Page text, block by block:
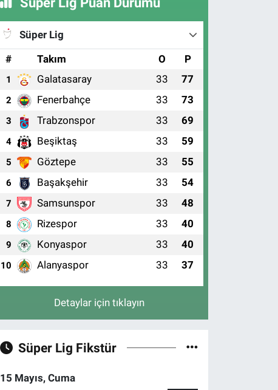
Süper Lig
#
Takım O P
1 Galatasaray 33 77
2 Fenerbahçe 33 73
3 Trabzonspor 33 69
4 Beşiktaş 33 59
5 Göztepe 33 55
6 Başakşehir 33 54
7 Samsunspor 33 48
8 Rizespor 33 40
9 Konyaspor 33 40
10 Alanyaspor 33 37
Detaylar için tıklayın
Süper Lig Fikstür
15 Mayıs, Cuma